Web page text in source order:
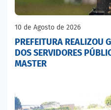
10 de Agosto de 2026
PREFEITURA REALIZOU
DOS SERVIDORES
MASTER